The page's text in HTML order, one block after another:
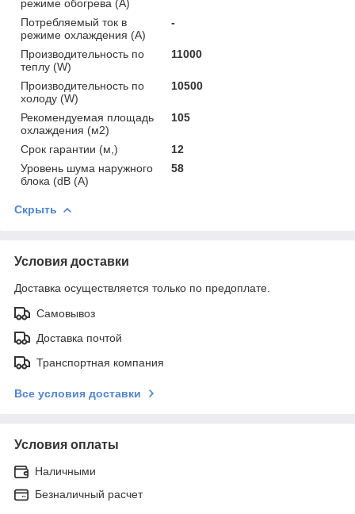
режиме обогрева (A)
Потребляемый ток в
режиме охлаждения (A)
-
Производительность по
теплу (W)
11000
Производительность по
холоду (W)
10500
Рекомендуемая площадь
охлаждения (м2)
105
Срок гарантии (м,)
12
Уровень шума наружного
блока (dB (A)
58
Скрыть
Условия доставки
Доставка осуществляется только по предоплате.
Самовывоз
Доставка почтой
Транспортная компания
Все условия доставки
Условия оплаты
Наличными
Безналичный расчет